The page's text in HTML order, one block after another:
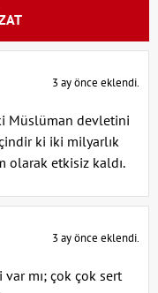
3 ay önce eklendi.
Müslüman devletini
ki iki milyarlık
olarak etkisiz kaldı.
3 ay önce eklendi.
mı; çok çok sert